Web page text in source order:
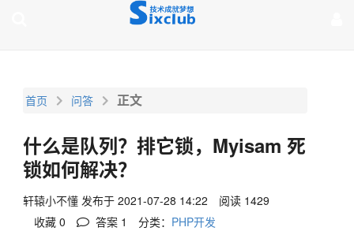
首页 问答 正文
什么是队列？排它锁，Myisam 死
锁如何解决？
轩辕小不懂 发布于 2021-07-28 14:22
阅读 1429
收藏 0
答案 1 分类： PHP开发